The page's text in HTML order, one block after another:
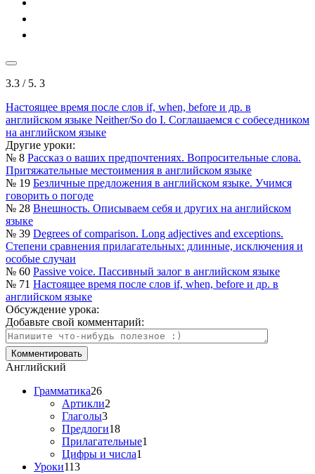
3.3 / 5. 3
Настоящее время после слов if, when, before и др. в
английском языке Neither/So do I. Cоглашаемся с собеседником
на английском языке
Другие уроки:
№ 8 Рассказ о ваших предпочтениях. Вопросительные слова.
Притяжательные местоимения в английском языке
№ 19 Безличные предложения в английском языке. Учимся
говорить о погоде
№ 28 Внешность. Описываем себя и других на английском
языке
№ 39 Degrees of comparison. Long adjectives and exceptions.
Степени сравнения прилагательных: длинные, исключения и
особые случаи
№ 60 Passive voice. Пассивный залог в английском языке
№ 71 Настоящее время после слов if, when, before и др. в
английском языке
Обсуждение урока:
Добавьте свой комментарий:
Английский
Грамматика26
Артикли2
Глаголы3
Предлоги18
Прилагательные1
Цифры и числа1
Уроки113